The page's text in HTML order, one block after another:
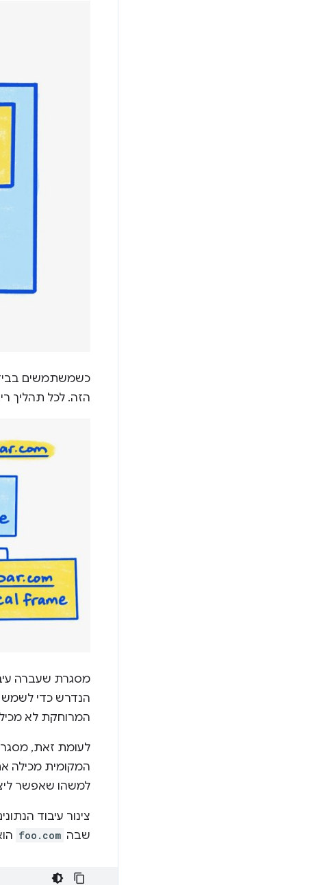
הזה. לכל תהליך
מסגרת שעברה
המרוחקת לא
לעומת זאת,
למשהו שאפשר
צינור עיבוד
שבה foo.com